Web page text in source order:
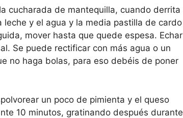
cucharada de mantequilla, cuando derrita
y el agua y la media pastilla de cardo
mover hasta que quede espesa. Echar
Se puede rectificar con más agua o un
no haga bolas, para eso debéis de poner
un poco de pimienta y el queso
10 minutos, gratinando después durante